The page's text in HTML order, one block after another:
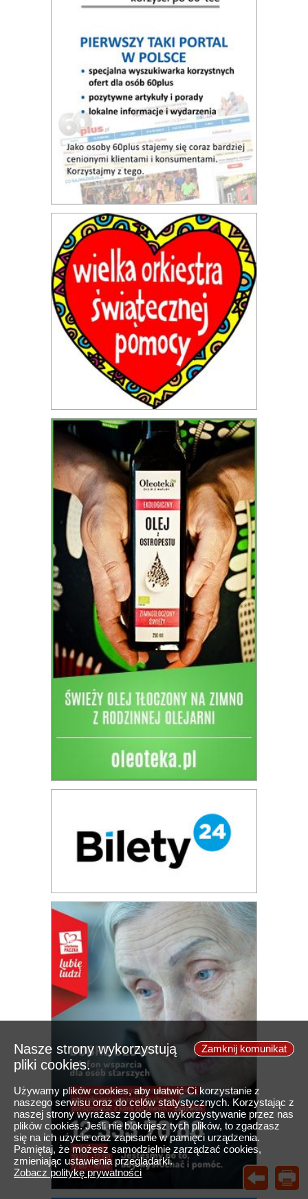
Zamknij komunikat
Nasze strony wykorzystują
pliki cookies.
Używamy plików cookies, aby ułatwić Ci korzystanie z
naszego serwisu oraz do celów statystycznych. Korzystając z
naszej strony wyrażasz zgodę na wykorzystywanie przez nas
plików cookies. Jeśli nie blokujesz tych plików, to zgadzasz
się na ich użycie oraz zapisanie w pamięci urządzenia.
Pamiętaj, że możesz samodzielnie zarządzać cookies,
zmieniając ustawienia przeglądarki.
Zobacz politykę prywatności